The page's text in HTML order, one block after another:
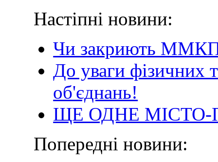
Настіпні новини:
Чи закриють ММКП
До уваги фізичних
об'єднань!
ЩЕ ОДНЕ
Попередні новини: